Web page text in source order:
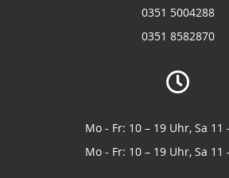
0351 5004288
0351 8582870
Mo - Fr: 10 – 19 Uhr, Sa 11
Mo - Fr: 10 – 19 Uhr, Sa 11